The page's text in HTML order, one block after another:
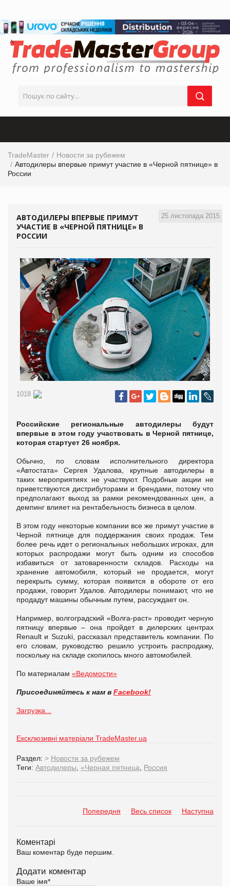
TradeMaster
Новости за рубежем
Автодилеры впервые примут участие в «Черной пятнице» в
России
25 листопада 2015
АВТОДИЛЕРЫ ВПЕРВЫЕ ПРИМУТ
УЧАСТИЕ В «ЧЕРНОЙ ПЯТНИЦЕ» В
РОССИИ
1018
Российские региональные автодилеры будут
впервые в этом году участвовать в Черной пятнице,
которая стартует 26 ноября.
Обычно, по словам исполнительного директора
«Автостата» Сергея Удалова, крупные автодилеры в
таких мероприятиях не участвуют. Подобные акции не
приветствуются дистрибуторами и брендами, потому что
предполагают выход за рамки рекомендованных цен, а
демпинг влияет на рентабельность бизнеса в целом.
В этом году некоторые компании все же примут участие в
Черной пятнице для поддержания своих продаж. Тем
более речь идет о региональных небольших игроках, для
которых распродажи могут быть одним из способов
избавиться от затоваренности складов. Расходы на
хранение автомобиля, который не продается, могут
перекрыть сумму, которая появится в обороте от его
продажи, говорит Удалов. Автодилеры понимают, что не
продадут машины обычным путем, рассуждает он.
Например, волгоградский «Волга-раст» проводит черную
пятницу впервые – она пройдет в дилерских центрах
Renault и Suzuki, рассказал представитель компании. По
его словам, руководство решило устроить распродажу,
поскольку на складе скопилось много автомобилей.
По материалам «Ведомости»
Присоединяйтесь к нам в Facebook!
Загрузка...
Ексклюзивні матеріали TradeMaster.ua
Раздел: > Новости за рубежем
Теги: Автодилеры «Черная пятница Россия
Попередня Весь список Наступна
Коментарі
Ваш коментар буде першим.
Додати коментар
Ваше імя*